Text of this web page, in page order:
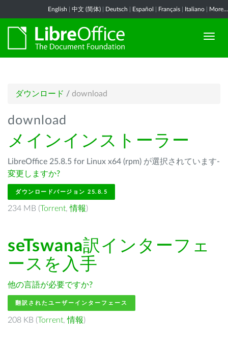
English 中文 (简体) Deutsch Español Français Italiano More...
ダウンロード / download
download
メインインストーラー
LibreOffice 25.8.5 for Linux x64 (rpm) が選択されています-
変更しますか?
ダウンロードバージョン 25.8.5
234 MB (Torrent,情報)
seTswana訳インターフェ
ースを入手
他の言語が必要ですか?
翻訳されたユーザーインターフェース
208 KB (Torrent,情報)